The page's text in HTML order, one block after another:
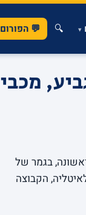
▾
🔍 💬 הפורום
מכבי
בגמר של
הקבוצה